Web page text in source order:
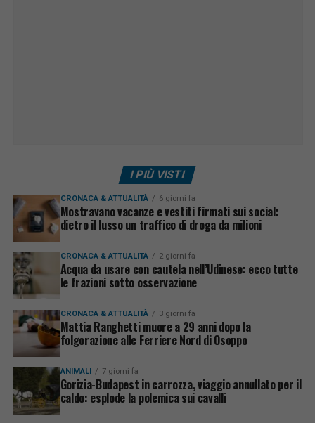
I PIÙ VISTI
CRONACA & ATTUALITÀ 6 giorni fa
Mostravano vacanze e vestiti firmati sui social:
dietro il lusso un traffico di droga da milioni
CRONACA & ATTUALITÀ 2 giorni fa
Acqua da usare con cautela nell’Udinese: ecco tutte
le frazioni sotto osservazione
CRONACA & ATTUALITÀ 3 giorni fa
Mattia Ranghetti muore a 29 anni dopo la
folgorazione alle Ferriere Nord di Osoppo
ANIMALI 7 giorni fa
Gorizia-Budapest in carrozza, viaggio annullato per il
caldo: esplode la polemica sui cavalli